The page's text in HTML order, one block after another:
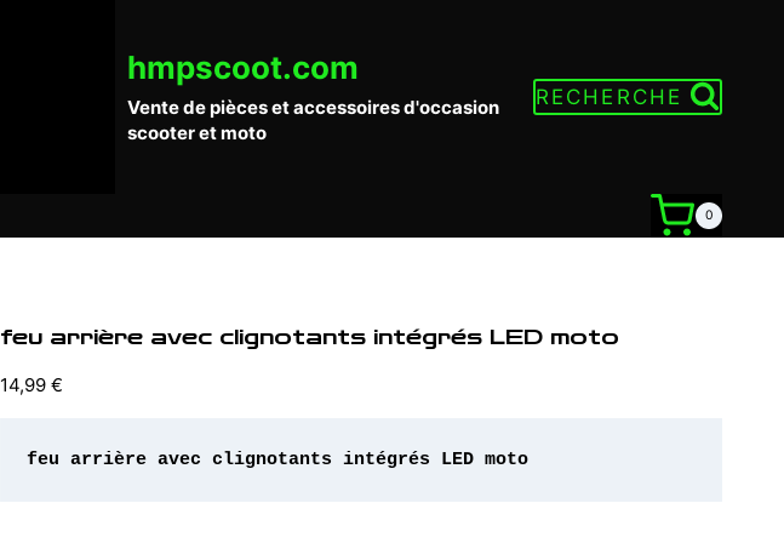
hmpscoot.com
Vente de pièces et accessoires d'occasion
scooter et moto
RECHERCHE
0
feu arrière avec clignotants intégrés LED moto
14,99 €
feu arrière avec clignotants intégrés LED moto